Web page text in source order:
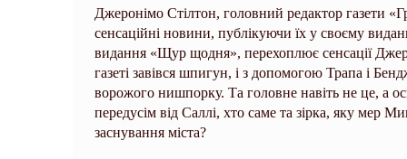
Джеронімо Стілтон, головний редактор газети
сенсаційні новини, публікуючи їх у своєму
видання «Щур щодня», перехоплює сенсації
газеті завівся шпигун, і з допомогою Трапа і
ворожого нишпорку. Та головне навіть не це, а
передусім від Саллі, хто саме та зірка, яку мер
заснування міста?